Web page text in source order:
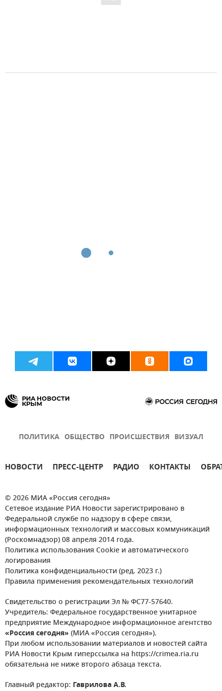
ПОЛИТИКА ОБЩЕСТВО ПРОИСШЕСТВИЯ ВИЗУАЛ
НОВОСТИ ПРЕСС-ЦЕНТР РАДИО КОНТАКТЫ
© 2026 МИА «Россия сегодня»
Сетевое издание РИА Новости зарегистрировано в
Федеральной службе по надзору в сфере связи,
информационных технологий и массовых коммуникаций
(Роскомнадзор) 08 апреля 2014 года.
Политика использования Cookie и автоматического
логирования
Политика конфиденциальности (ред. 2023 г.)
Правила применения рекомендательных технологий
Свидетельство о регистрации Эл № ФС77-57640.
Учредитель: Федеральное государственное унитарное
предприятие Международное информационное агентство
«Россия сегодня» (МИА «Россия сегодня»).
При любом использовании материалов и новостей сайта
РИА Новости Крым гиперссылка на https://crimea.ria.ru
обязательна не ниже второго абзаца текста.
Главный редактор: Гаврилова А.В.